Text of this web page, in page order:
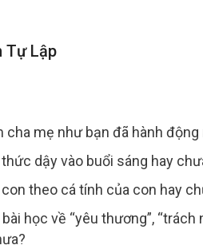
Tự Lập
cha mẹ như bạn đã hành động
dậy vào buổi sáng hay
theo cá tính của con hay
học về “yêu thương”, “trách